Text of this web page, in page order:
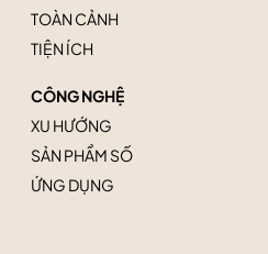
TOÀN CẢNH
TIỆN ÍCH
CÔNG NGHỆ
XU HƯỚNG
SẢN PHẨM SỐ
ỨNG DỤNG